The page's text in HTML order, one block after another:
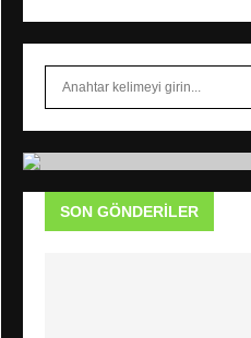
c
h
o
SON GÖNDERILER